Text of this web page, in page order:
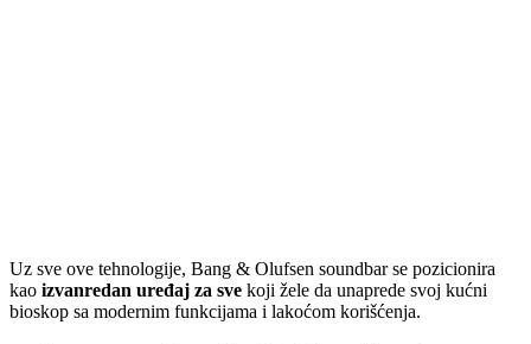
Uz sve ove tehnologije, Bang & Olufsen soundbar se pozicionira
kao izvanredan uređaj za sve koji žele da unaprede svoj kućni
bioskop sa modernim funkcijama i lakoćom korišćenja.